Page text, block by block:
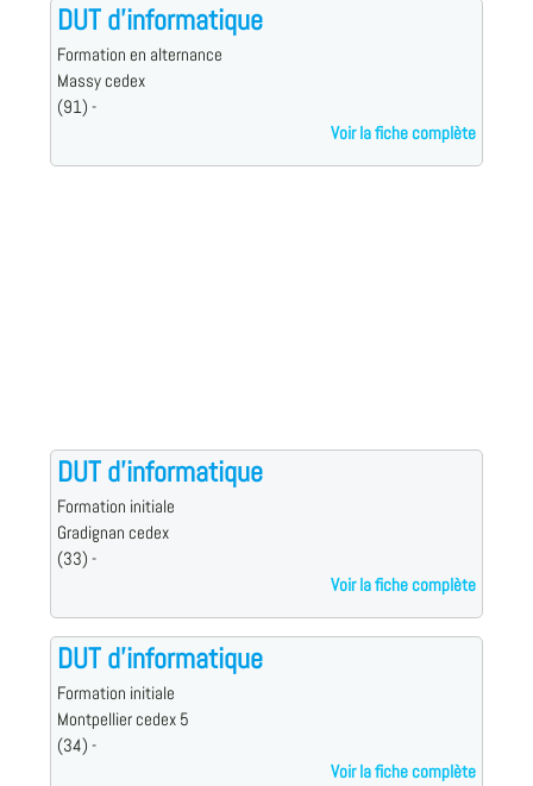
DUT d'informatique
Formation en alternance
Massy cedex
(91) -
Voir la fiche complète
DUT d'informatique
Formation initiale
Gradignan cedex
(33) -
Voir la fiche complète
DUT d'informatique
Formation initiale
Montpellier cedex 5
(34) -
Voir la fiche complète